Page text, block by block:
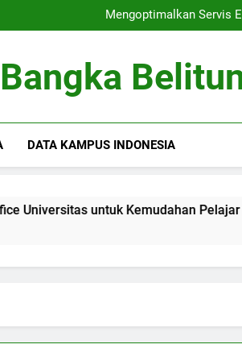
Mengoptimalkan Servis
Optimalisasi
Mengoptimalkan Servis
Optimalisasi
DATA KAMPUS INDONESIA
untuk Kemudahan Pelajar